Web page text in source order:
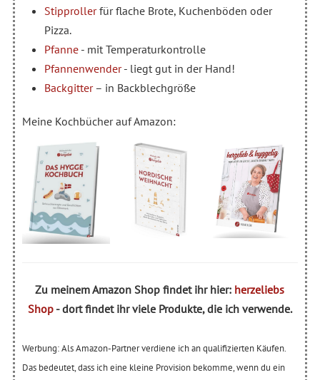
Stipprollerfür flache Brote, Kuchenböden oder
Pizza.
Pfanne- mit Temperaturkontrolle
Pfannenwender- liegt gut in der Hand!
Backgitter– in Backblechgröße
Meine Kochbücher auf Amazon:
Zu meinem Amazon Shop findet ihr hier: herzeliebs
Shop- dort findet ihr viele Produkte, die ich verwende.
Werbung: Als Amazon-Partner verdiene ich an qualifizierten Käufen.
Das bedeutet, dass ich eine kleine Provision bekomme, wenn du ein